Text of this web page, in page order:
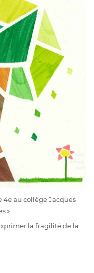
4e au collège Jacques
».
la fragilité de la